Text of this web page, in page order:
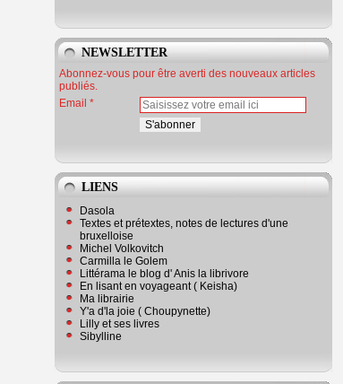
NEWSLETTER
Abonnez-vous pour être averti des nouveaux articles
publiés.
Email
LIENS
Dasola
Textes et prétextes, notes de lectures d'une
bruxelloise
Michel Volkovitch
Carmilla le Golem
Littérama le blog d' Anis la librivore
En lisant en voyageant ( Keisha)
Ma librairie
Y'a d'la joie ( Choupynette)
Lilly et ses livres
Sibylline